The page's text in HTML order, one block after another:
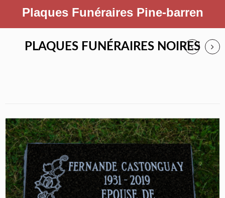
Plaques Funéraires Pine-barren
PLAQUES FUNÉRAIRES NOIRES